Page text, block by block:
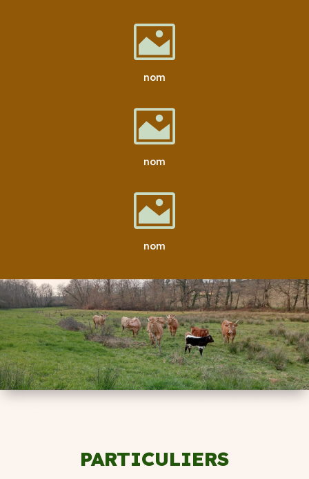

nom

nom

nom
PARTICULIERS